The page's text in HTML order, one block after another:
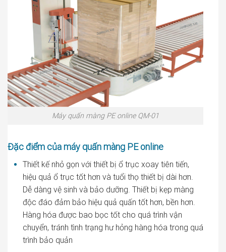
Máy quấn màng PE online QM-01
Đặc điểm của máy quấn màng PE online
Thiết kế nhỏ gọn với thiết bị ổ trục xoay tiên tiến,
hiệu quả ổ trục tốt hơn và tuổi thọ thiết bị dài hơn.
Dễ dàng vệ sinh và bảo dưỡng. Thiết bị kẹp màng
độc đáo đảm bảo hiệu quả quấn tốt hơn, bền hơn.
Hàng hóa được bao bọc tốt cho quá trình vận
chuyển, tránh tình trạng hư hỏng hàng hóa trong quá
trình bảo quản